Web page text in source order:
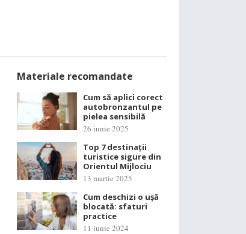
Materiale recomandate
Cum să aplici corect
autobronzantul pe
pielea sensibilă
26 iunie 2025
Top 7 destinații
turistice sigure din
Orientul Mijlociu
13 martie 2025
Cum deschizi o ușă
blocată: sfaturi
practice
11 iunie 2024